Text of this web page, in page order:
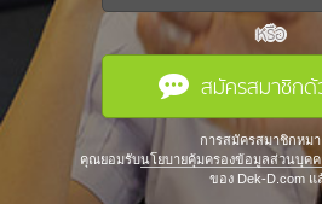
หรือ
สมัครสมาชิกด้
การสมัครสมาชิกหมา
คุณยอมรับนโยบายคุ้มครองข้อมูลส่วนบุค
ของ Dek-D.com แ